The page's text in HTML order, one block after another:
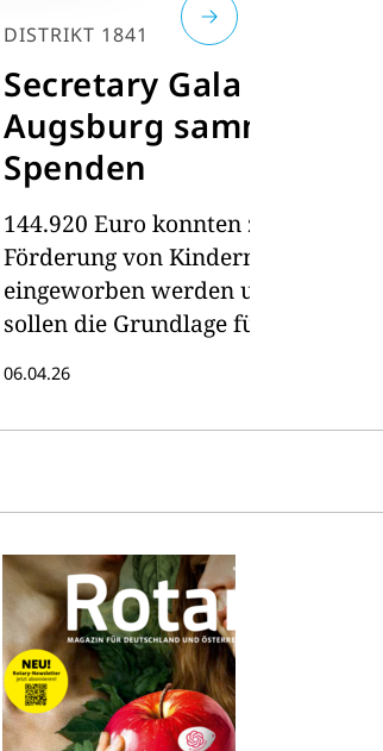
DISTRIKT 1841
Secretary Gala
Augsburg sammelt
Spenden
144.920 Euro konnten zur
Förderung von Kindern
eingeworben werden und
sollen die Grundlage für ein
250.000 Euro sein
06.04.26